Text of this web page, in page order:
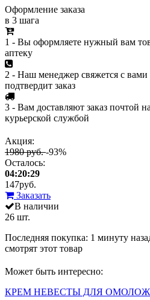
Оформление заказа
в 3 шага
1 - Вы оформляете нужный вам
аптеку
2 - Наш менеджер свяжется с
подтвердит заказ
3 - Вам доставляют заказ почтой
курьерской службой
Акция:
1980 руб.-93%
Осталось:
04:20:29
147руб.
Заказать
В наличии
26 шт.
Последняя покупка: 1 минуту
смотрят этот товар
Может быть интересно:
КРЕМ НЕВЕСТЫ ДЛЯ